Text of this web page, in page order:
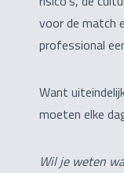
voor de match
professional
Want
moeten elke
Wil je weten